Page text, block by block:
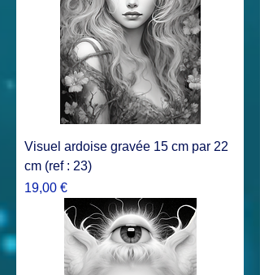
Visuel ardoise gravée 15 cm par 22
cm (ref : 23)
Prix
19,00 €